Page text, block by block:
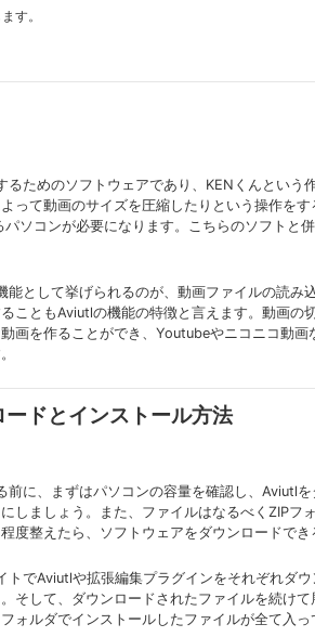
す。
るためのソフトウェアであり、KENくんとい
って動画のサイズを圧縮したりという操作を
パソコンが必要になります。こちらのソフト
能として挙げられるのが、動画ファイルの読
こともAviutlの機能の特徴と言えます。動画
画を作ることができ、Youtubeやニコニコ動
ドとインストール方法
前に、まずはパソコンの容量を確認し、Aviutl
しましょう。また、ファイルはなるべくZIP
度整えたら、ソフトウェアをダウンロードで
トでAviutlや拡張編集プラグインをそれぞれダ
そして、ダウンロードされたファイルを続け
ォルダでインストールしたファイルが全て入